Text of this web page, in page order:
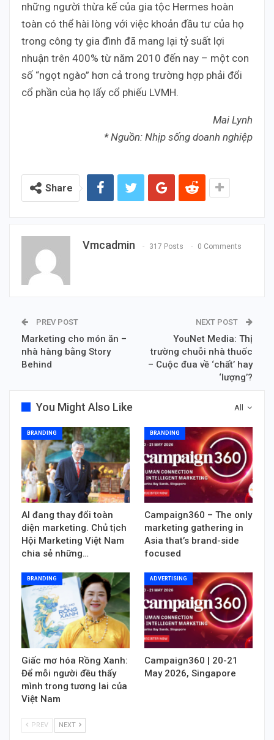
những người thừa kế của gia tộc Hermes hoàn
toàn có thể hài lòng với việc khoản đầu tư của họ
trong công ty gia đình đã mang lại tỷ suất lợi
nhuận trên 400% từ năm 2010 đến nay – một con
số “ngọt ngào” hơn cả trong trường hợp phải đổi
cổ phần của họ lấy cổ phiếu LVMH.
Mai Lynh
* Nguồn: Nhịp sống doanh nghiệp
Share
Vmcadmin 317 Posts 0 Comments
PREV POST
Marketing cho món ăn –
nhà hàng bằng Story
Behind
NEXT POST
YouNet Media: Thị
trường chuỗi nhà thuốc
– Cuộc đua về ‘chất’ hay
‘lượng’?
All
You Might Also Like
BRANDING
AI đang thay đổi toàn
diện marketing. Chủ tịch
Hội Marketing Việt Nam
chia sẻ những…
BRANDING
Campaign360 – The only
marketing gathering in
Asia that’s brand-side
focused
BRANDING
Giấc mơ hóa Rồng Xanh:
Để mỗi người đều thấy
mình trong tương lai của
Việt Nam
ADVERTISING
Campaign360 | 20-21
May 2026, Singapore
PREV NEXT